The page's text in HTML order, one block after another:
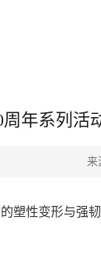
周年系列
来
塑性变形与强